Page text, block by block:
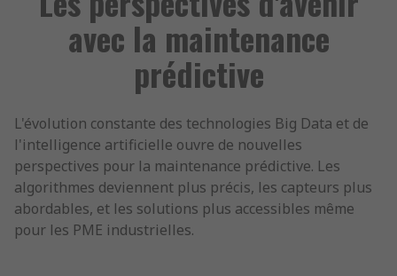
avec la maintenance
prédictive
L'évolution constante des technologies Big Data et de
l'intelligence artificielle ouvre de nouvelles
perspectives pour la maintenance prédictive. Les
algorithmes deviennent plus précis, les capteurs plus
abordables, et les solutions plus accessibles même
pour les PME industrielles.